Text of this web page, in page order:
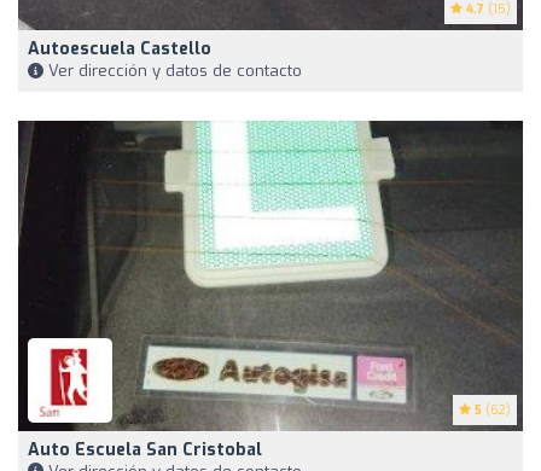
4.7 (15)
Autoescuela Castello
Ver dirección y datos de contacto
5 (62)
Auto Escuela San Cristobal